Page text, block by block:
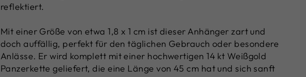
reflektiert.
Mit einer Größe von etwa 1,8 x 1 cm ist dieser Anhänger zart und
doch auffällig, perfekt für den täglichen Gebrauch oder besondere
Anlässe. Er wird komplett mit einer hochwertigen 14 kt Weißgold
Panzerkette geliefert, die eine Länge von 45 cm hat und sich sanft